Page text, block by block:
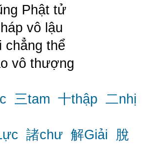
Phật tử
vô lậu
chẳng thể
vô thượng
三tam 十thập 二nhị
諸chư 解Giải
脫